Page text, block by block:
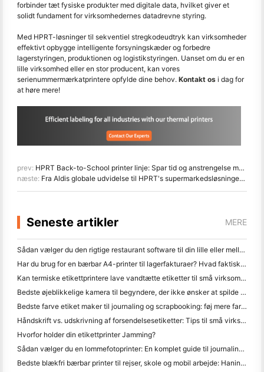
forbinder tæt fysiske produkter med digitale data, hvilket giver et
solidt fundament for virksomhedernes datadrevne styring.
Med HPRT-løsninger til sekventiel stregkodeudtryk kan virksomheder
effektivt opbygge intelligente forsyningskæder og forbedre
lagerstyringen, produktionen og logistikstyringen. Uanset om du er en
lille virksomhed eller en stor producent, kan vores
serienummermærkatprintere opfylde dine behov. Kontakt os i dag for
at høre mere!
prev: HPRT Back-to-School printer linje: Spar tid og anstrengelse med vores smarte printere!
næste: Fra Aldis globale udvidelse til HPRT's supermarkedsløsninger: Forbedring af detailudskrivningseffektiviteten
Seneste artikler MERE
Sådan vælger du den rigtige restaurant software til din lille eller mellemstore restaurant
Har du brug for en bærbar A4-printer til lagerfakturaer? Hvad faktisk virker
Kan termiske etikettprintere lave vandtætte etiketter til små virksomhedsprodukter?
Bedste øjeblikkelige kamera til begyndere, der ikke ønsker at spilde papir
Bedste farve etiket maker til journaling og scrapbooking: føj mere farve til hver side
Håndskrift vs. udskrivning af forsendelsesetiketter: Tips til små virksomheder i 2026
Hvorfor holder din etikettprinter Jamming?
Sådan vælger du en lommefotoprinter: En komplet guide til journaling, rejser og iPhone-brugere
Bedste blækfri bærbar printer til rejser, skole og mobil arbejde: Hanin MT620 Pro anmeldelse